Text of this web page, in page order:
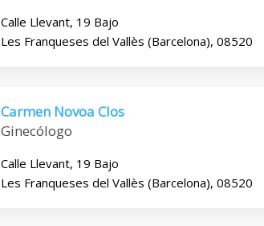
Calle Llevant, 19 Bajo
Les Franqueses del Vallès (Barcelona), 08520
Carmen Novoa Clos
Ginecólogo
Calle Llevant, 19 Bajo
Les Franqueses del Vallès (Barcelona), 08520